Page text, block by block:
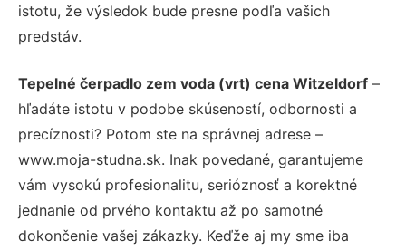
istotu, že výsledok bude presne podľa vašich
predstáv.
Tepelné čerpadlo zem voda (vrt) cena Witzeldorf –
hľadáte istotu v podobe skúseností, odbornosti a
precíznosti? Potom ste na správnej adrese –
www.moja-studna.sk. Inak povedané, garantujeme
vám vysokú profesionalitu, serióznosť a korektné
jednanie od prvého kontaktu až po samotné
dokončenie vašej zákazky. Keďže aj my sme iba